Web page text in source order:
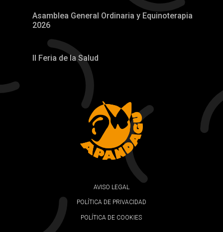
Asamblea General Ordinaria y Equinoterapia
2026
II Feria de la Salud
AVISO LEGAL
POLÍTICA DE PRIVACIDAD
POLÍTICA DE COOKIES